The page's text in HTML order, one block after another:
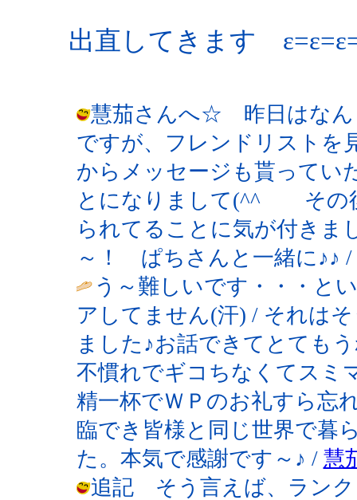
出直してきます
慧茄さんへ☆ 昨日はなん
ですが、フレンドリストを
からメッセージも貰ってい
とになりまして(^^ゞ その
られてることに気が付き
～！ ぱちさんと一緒に♪♪ /
う～難しいです・・・と
アしてません(汗) / それは
ました♪お話できてとても
不慣れでギコちなくてスミ
精一杯でＷＰのお礼すら忘
臨でき皆様と同じ世界で暮
た。本気で感謝です～♪ / 慧
追記 そう言えば、ランク